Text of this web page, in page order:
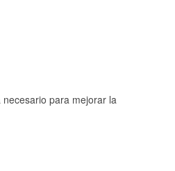
para mejorar la